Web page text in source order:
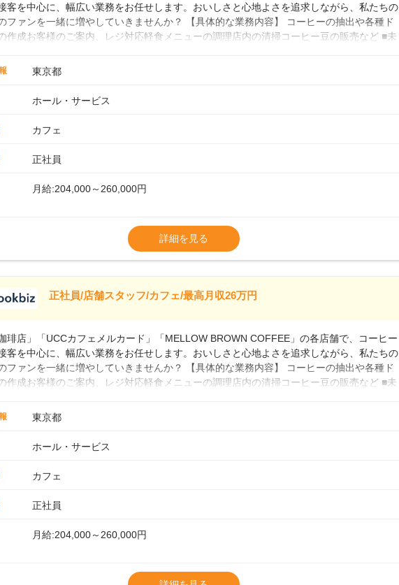
客を中心に、幅広い業務をお任せします。おいしさと心地よさを追求しながら、私たちの
ファンを一緒に増やしていきませんか？ 【具体的な業務内容】 コーヒーの抽出や各種ド
作成お客様のご案内、レジ対応軽食メニューの調理店内の清掃コーヒー豆の販売など ■未
ます。スタッフは20代から40代まで幅広い年齢層が活躍しており、チームワークも抜群
フェの接客は初めて」という方も安心してスタートを♪ ■店長を目指しませんか？店舗ス
た店舗運営をお任せします。実際に多くの社員がキャリアアップしていますよ♪あなた
東京都
ホール・サービス
カフェ
正社員
月給:204,000～260,000円
※経験・スキルを考慮の上、決定します。
※別途、残業代および各種手当あり
※試用期間なし
■店長職： ・西日本／月給26万7500円～ ・東日本／月給28万900円～
■年収例・一般職：年収300万円／月給20.4万円＋賞与(年3回)・店長職：年収410
詳細を見る
正社員/店舗スタッフ/カフェ/最高月収26万円
珈琲店」「UCCカフェメルカード」「MELLOW BROWN COFFEE」の各店舗で、コーヒー
客を中心に、幅広い業務をお任せします。おいしさと心地よさを追求しながら、私たちの
ファンを一緒に増やしていきませんか？ 【具体的な業務内容】 コーヒーの抽出や各種ド
作成お客様のご案内、レジ対応軽食メニューの調理店内の清掃コーヒー豆の販売など ■未
ます。スタッフは20代から40代まで幅広い年齢層が活躍しており、チームワークも抜群
本マニュアルやトレーニング研修がしっかりあるので、スムーズに業務に馴染める環境で
フェの接客は初めて」という方も安心してスタートを♪ ■店長を目指しませんか？店舗ス
して経験を積んだ後、店長を目指してみませんか。売上・シフト・在庫管理やスタッフ育
た店舗運営をお任せします。実際に多くの社員がキャリアアップしていますよ♪あなた
なくステップアップできる環境で、少しずつ成長していきませんか？
東京都
ホール・サービス
カフェ
正社員
月給:204,000～260,000円